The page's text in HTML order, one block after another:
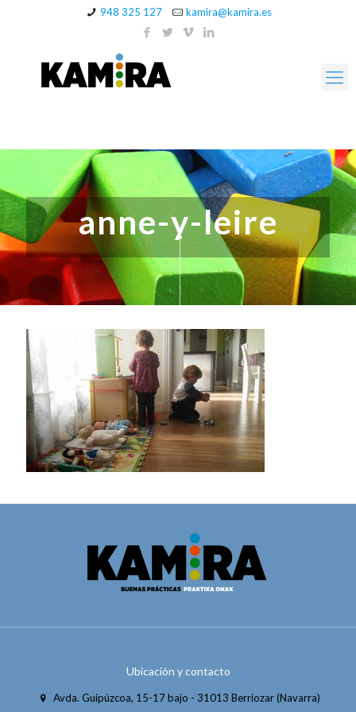
948 325 127 kamira@kamira.es
anne-y-leire
Ubicación y contacto
Avda. Guipúzcoa, 15-17 bajo - 31013 Berriozar (Navarra)